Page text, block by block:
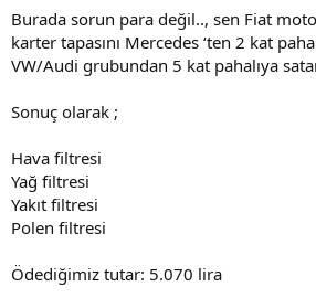
Burada sorun para değil.., sen Fiat
karter tapasını Mercedes ‘ten 2 kat
VW/Audi grubundan 5 kat pahalıya
Sonuç olarak ;
Hava filtresi
Yağ filtresi
Yakıt filtresi
Polen filtresi
Ödediğimiz tutar: 5.070 lira